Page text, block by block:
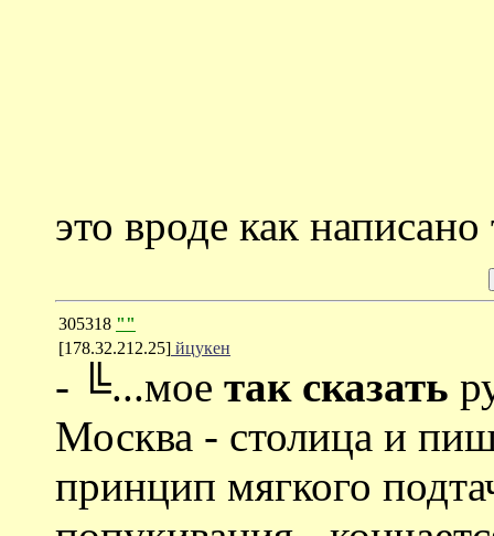
это вроде как
305318 ""
[178.32.212.25] йцукен
- ╚...мое так сказать
Москва - столица и
принцип мягкого